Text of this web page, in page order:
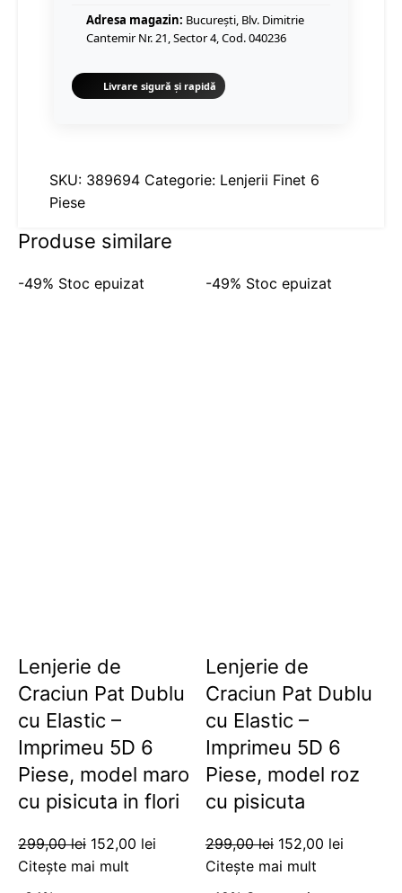
Adresa magazin: București, Blv. Dimitrie
Cantemir Nr. 21, Sector 4, Cod. 040236
Livrare sigură și rapidă
SKU: 389694 Categorie: Lenjerii Finet 6
Piese
Produse similare
-49% Stoc epuizat
Lenjerie de
Craciun Pat Dublu
cu Elastic –
Imprimeu 5D 6
Piese, model maro
cu pisicuta in flori
299,00lei 152,00 lei
Citește mai mult
-49% Stoc epuizat
Lenjerie de
Craciun Pat Dublu
cu Elastic –
Imprimeu 5D 6
Piese, model roz
cu pisicuta
299,00lei 152,00 lei
Citește mai mult